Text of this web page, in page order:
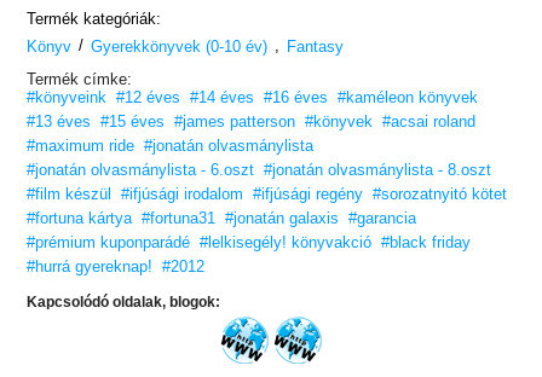
Termék kategóriák:
Könyv / Gyerekkönyvek (0-10 év) , Fantasy
Termék címke:
#könyveink
#12 éves #14 éves #16 éves
#kaméleon könyvek
#13 éves
#15 éves #james patterson #könyvek
#acsai roland
#maximum ride #jonatán olvasmánylista
#jonatán olvasmánylista - 6.oszt #jonatán olvasmánylista - 8.oszt
#film készül
#ifjúsági irodalom #ifjúsági regény #sorozatnyitó kötet
#fortuna kártya #fortuna31 #jonatán galaxis
#garancia
#prémium kuponparádé #lelkisegély! könyvakció #black friday
#hurrá gyereknap!
#2012
Kapcsolódó oldalak, blogok: